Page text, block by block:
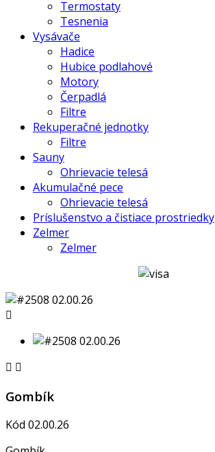
Termostaty
Tesnenia
Vysávače
Hadice
Hubice podlahové
Motory
Čerpadlá
Filtre
Rekuperačné jednotky
Filtre
Sauny
Ohrievacie telesá
Akumulačné pece
Ohrievacie telesá
Príslušenstvo a čistiace prostriedky
Zelmer
Zelmer

 
Gombík
Kód 02.00.26